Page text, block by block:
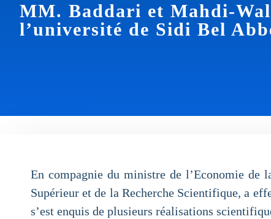
MM. Baddari et Mahdi-
l’université de Sidi Bel
En compagnie du ministre de l’Economie de
Supérieur et de la Recherche Scientifique, a
s’est enquis de plusieurs réalisations